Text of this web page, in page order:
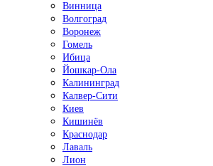
Винница
Волгоград
Воронеж
Гомель
Ибица
Йошкар-Ола
Калининград
Калвер-Сити
Киев
Кишинёв
Краснодар
Лаваль
Лион